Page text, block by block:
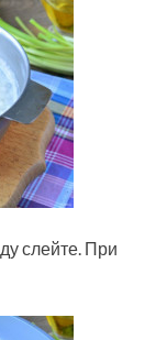
слейте. При